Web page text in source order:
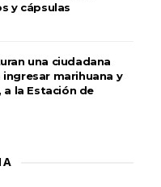
y cápsulas
una ciudadana
marihuana y
la Estación de